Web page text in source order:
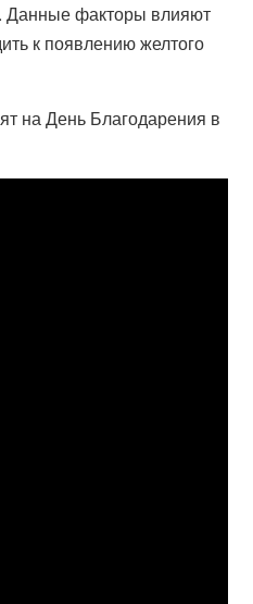
Данные факторы влияют
к появлению желтого
на День Благодарения в